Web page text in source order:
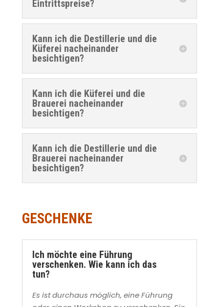
Eintrittspreise?
Kann ich die Destillerie und die
Küferei nacheinander
besichtigen?
Kann ich die Küferei und die
Brauerei nacheinander
besichtigen?
Kann ich die Destillerie und die
Brauerei nacheinander
besichtigen?
GESCHENKE
Ich möchte eine Führung
verschenken. Wie kann ich das
tun?
Es ist durchaus möglich, eine Führung